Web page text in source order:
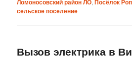
сельское поселение
Вызов электрика в